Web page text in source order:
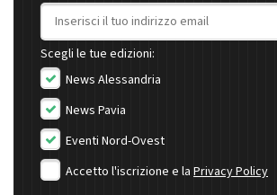
Indirizzo email
Scegli le tue edizioni:
News Alessandria
News Pavia
Eventi Nord-Ovest
Accetto l'iscrizione e la Privacy Policy